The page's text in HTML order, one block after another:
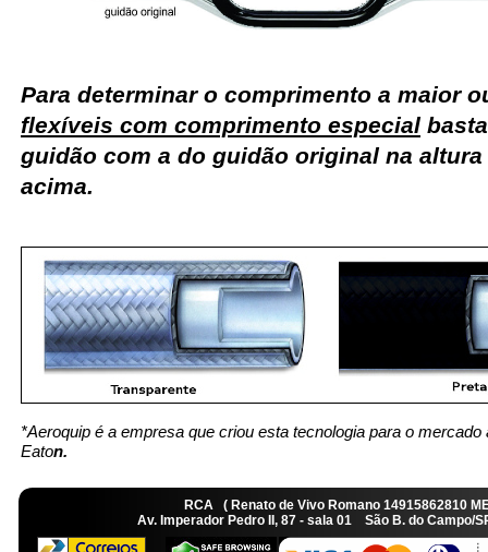
Para determinar o comprimento a maior
flexíveis com comprimento especial
guidão com a do guidão original na
acima.
*Aeroquip é a empresa que criou esta tecnologia para o
Eaton.
RCA ( Renato de Vivo Romano
Av. Imperador Pedro II, 87 - sala 01 São B. do